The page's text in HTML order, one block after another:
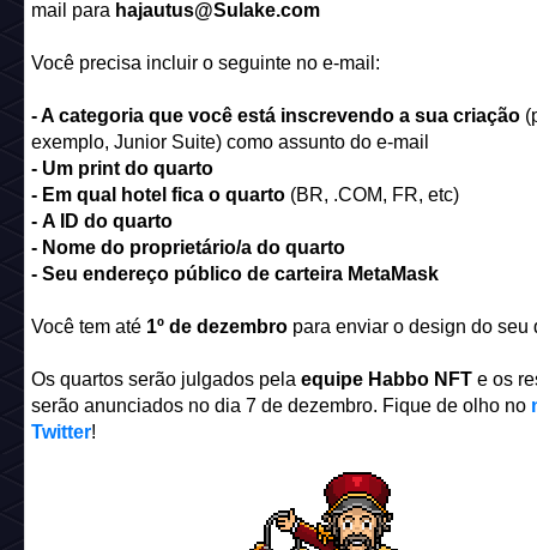
mail para hajautus@Sulake.com
Você precisa incluir o seguinte no e-mail:
- A categoria que você está inscrevendo a sua criação
exemplo, Junior Suite) como assunto do e-mail
- Um print do quarto
- Em qual hotel fica o quarto (BR, .COM, FR, etc)
- A ID do quarto
- Nome do proprietário/a do quarto
- Seu endereço público de carteira MetaMask
Você tem até 1º de dezembro para enviar o design do seu
Os quartos serão julgados pela equipe Habbo NFTe os
serão anunciados no dia 7 de dezembro. Fique de olho no
Twitter!